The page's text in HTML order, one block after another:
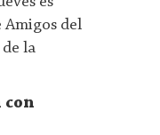
Amigos del
la
con